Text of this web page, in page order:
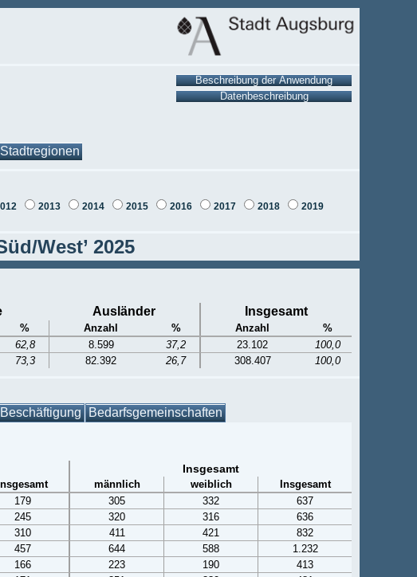
Stadtregionen
2013 2014 2015 2016 2017 2018
2019
West’ 2025
Ausländer Insgesamt
% Anzahl % Anzahl
%
62,8 8.599 37,2 23.102
100,0
73,3 82.392 26,7 308.407 100,0
Beschäftigung Bedarfsgemeinschaften
Insgesamt
Insgesamt männlich weiblich
Insgesamt
179 305 332
637
245 320 316
636
310 411 421
832
457 644 588
1.232
166 223 190
413